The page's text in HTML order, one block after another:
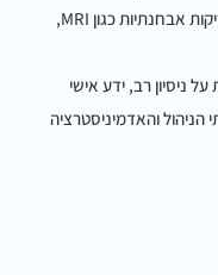
מהירים להתייעצות עם רופא מומחה פרטי ולבדיקות אבחנתיות כגון MRI,
ניסיון רב, ידע אישי
בתחום שירותי הניהול והאדמיניסטרציה